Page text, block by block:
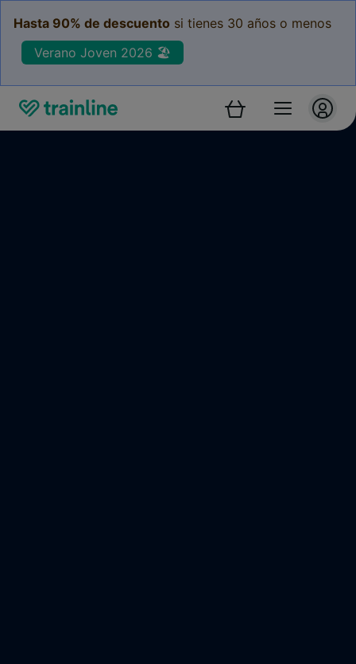
Hasta 90% de descuento si tienes 30 años o menos
Verano Joven 2026 🏖️